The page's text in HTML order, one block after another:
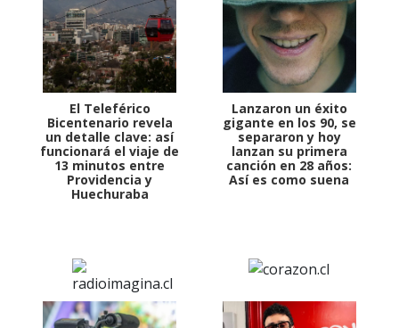
El Teleférico
Bicentenario revela
un detalle clave: así
funcionará el viaje de
13 minutos entre
Providencia y
Huechuraba
Lanzaron un éxito
gigante en los 90, se
separaron y hoy
lanzan su primera
canción en 28 años:
Así es como suena